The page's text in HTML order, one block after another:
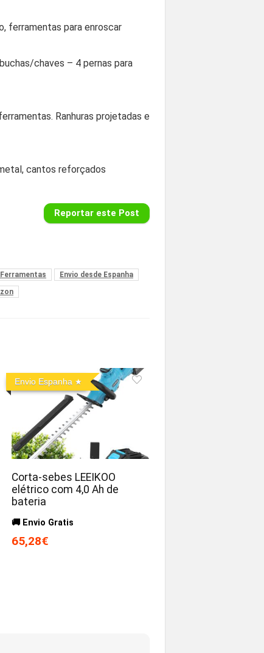
ferramentas para enroscar
chaves – 4 pernas para
Ranhuras projetadas e
cantos reforçados
Reportar este Post
Envio desde Espanha
Envio Espanha
Corta-sebes LEEIKOO
elétrico com 4,0 Ah de
bateria
🚚 Envio Gratis
65,28€